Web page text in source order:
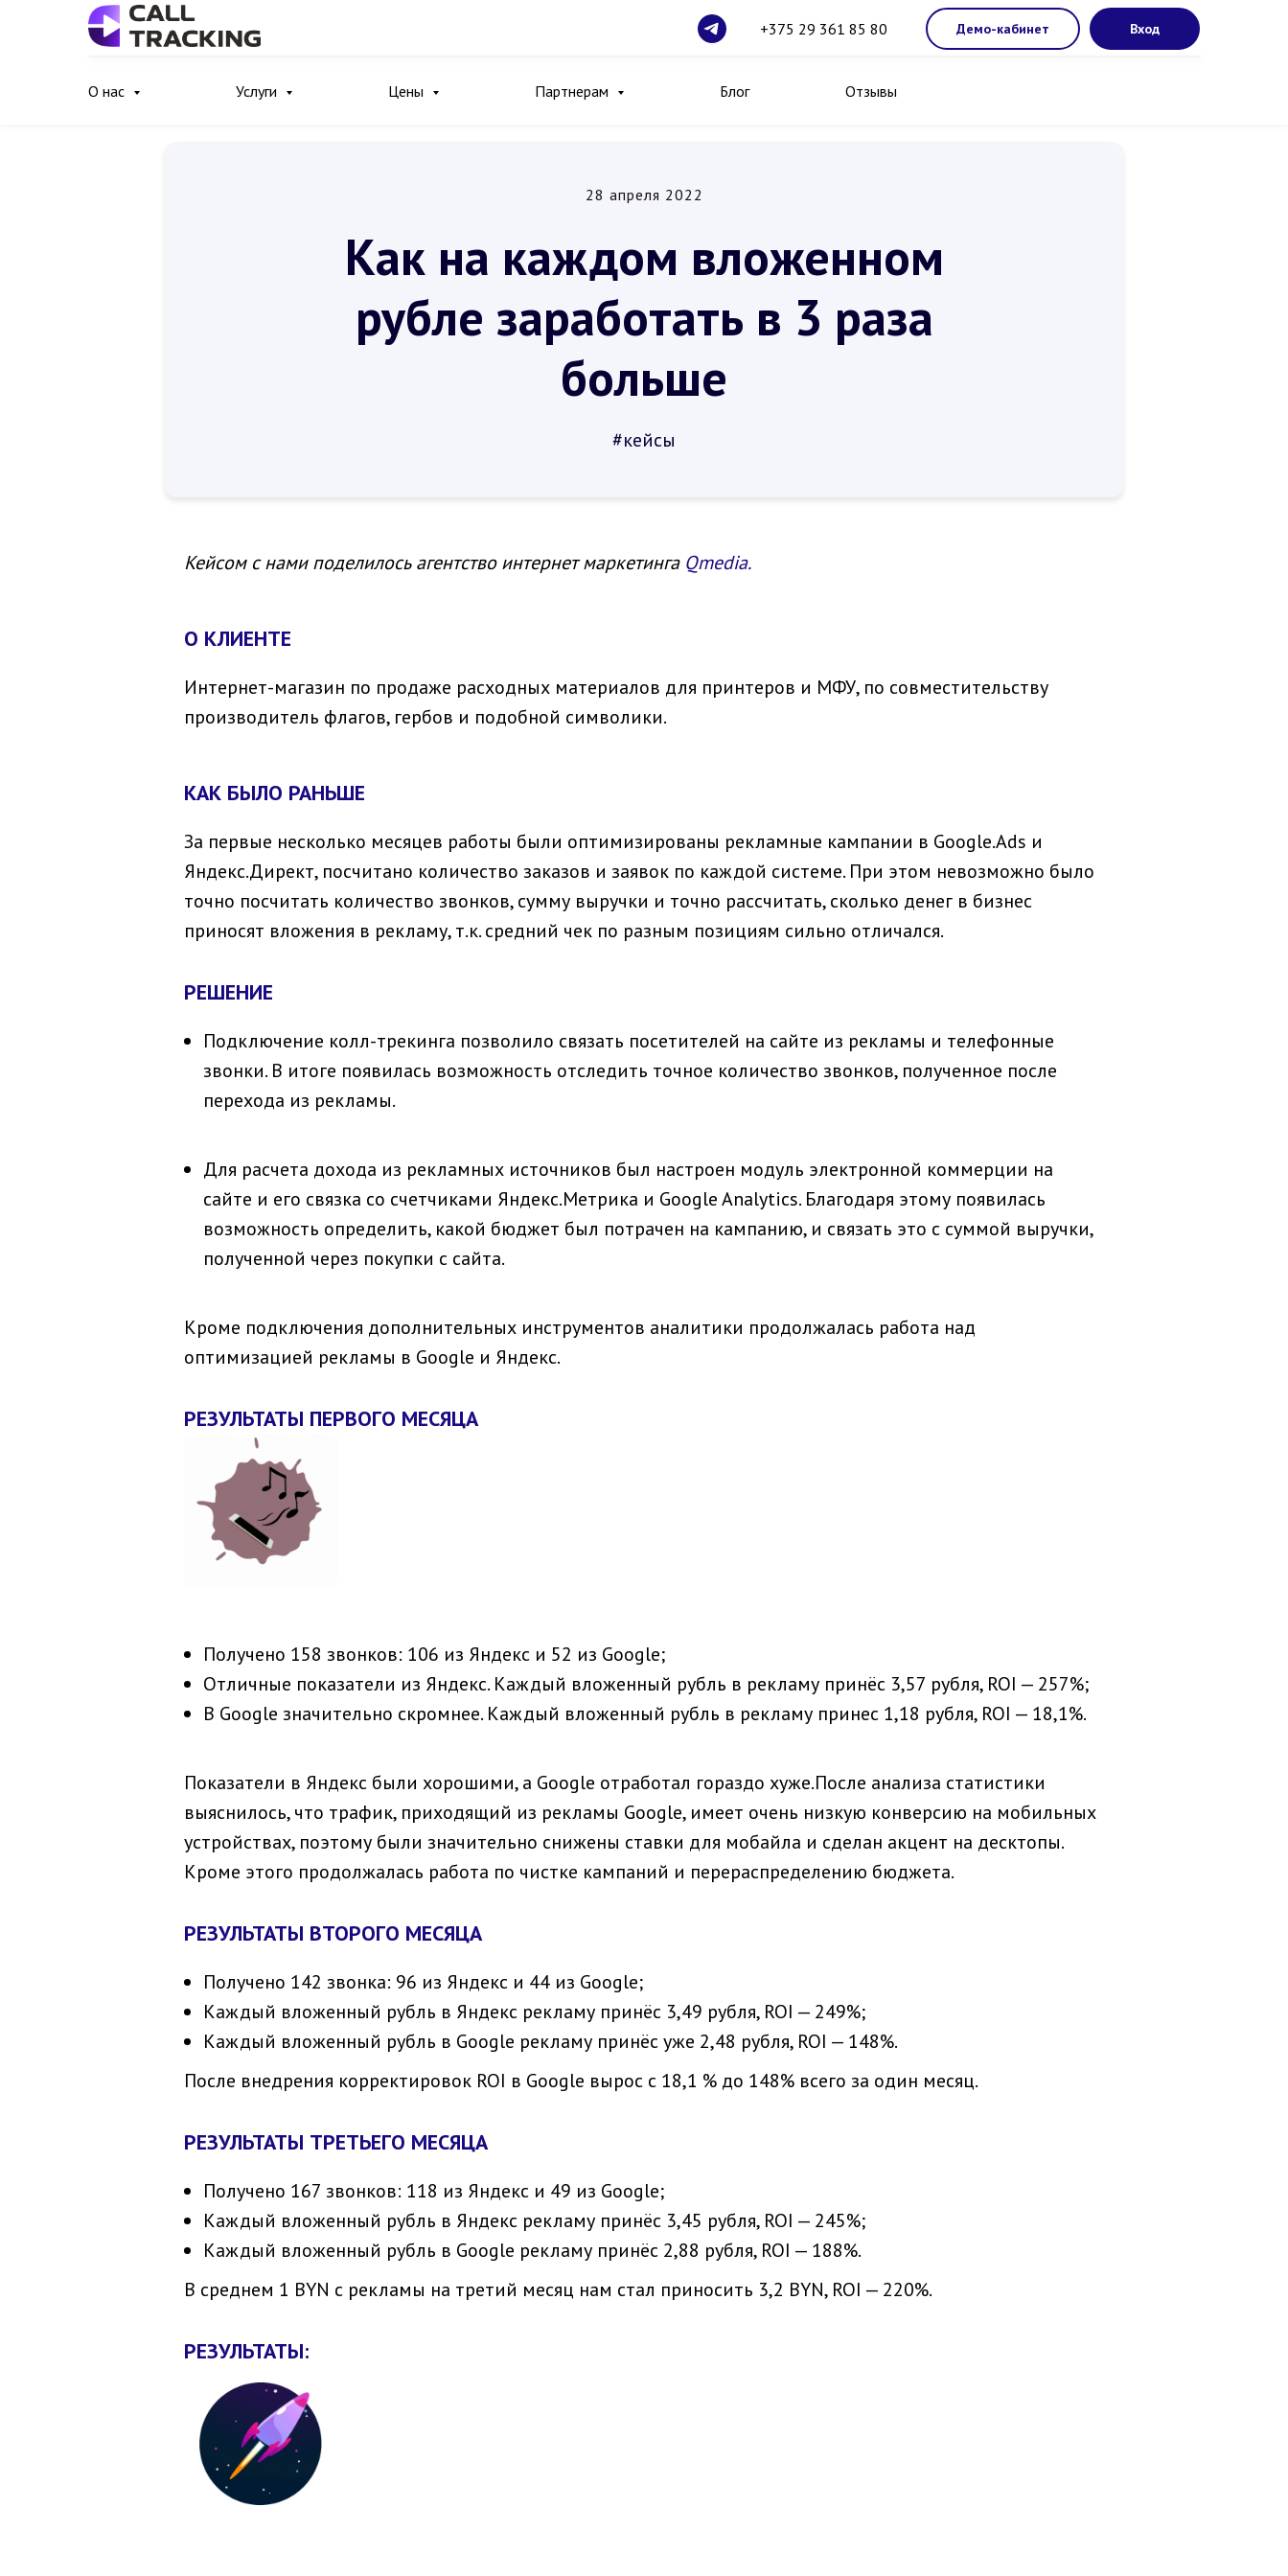
+375 29 361 85 80 Демо-кабинет Вход
О нас Услуги Цены Партнерам Блог Отзывы
28 апреля 2022
Как на каждом вложенном
рубле заработать в 3 раза
больше
#кейсы
Кейсом с нами поделилось агентство интернет маркетинга Qmedia.
О КЛИЕНТЕ
Интернет-магазин по продаже расходных материалов для принтеров и МФУ, по совместительству
производитель флагов, гербов и подобной символики.
КАК БЫЛО РАНЬШЕ
За первые несколько месяцев работы были оптимизированы рекламные кампании в Google.Ads и
Яндекс.Директ, посчитано количество заказов и заявок по каждой системе. При этом невозможно было
точно посчитать количество звонков, сумму выручки и точно рассчитать, сколько денег в бизнес
приносят вложения в рекламу, т.к. средний чек по разным позициям сильно отличался.
РЕШЕНИЕ
Подключение колл-трекинга позволило связать посетителей на сайте из рекламы и телефонные
звонки. В итоге появилась возможность отследить точное количество звонков, полученное после
перехода из рекламы.
Для расчета дохода из рекламных источников был настроен модуль электронной коммерции на
сайте и его связка со счетчиками Яндекс.Метрика и Google Analytics. Благодаря этому появилась
возможность определить, какой бюджет был потрачен на кампанию, и связать это с суммой выручки,
полученной через покупки с сайта.
Кроме подключения дополнительных инструментов аналитики продолжалась работа над
оптимизацией рекламы в Google и Яндекс.
РЕЗУЛЬТАТЫ ПЕРВОГО МЕСЯЦА
Получено 158 звонков: 106 из Яндекс и 52 из Google;
Отличные показатели из Яндекс. Каждый вложенный рубль в рекламу принёс 3,57 рубля, ROI — 257%;
В Google значительно скромнее. Каждый вложенный рубль в рекламу принес 1,18 рубля, ROI — 18,1%.
Показатели в Яндекс были хорошими, а Google отработал гораздо хуже.После анализа статистики
выяснилось, что трафик, приходящий из рекламы Google, имеет очень низкую конверсию на мобильных
устройствах, поэтому были значительно снижены ставки для мобайла и сделан акцент на десктопы.
Кроме этого продолжалась работа по чистке кампаний и перераспределению бюджета.
РЕЗУЛЬТАТЫ ВТОРОГО МЕСЯЦА
Получено 142 звонка: 96 из Яндекс и 44 из Google;
Каждый вложенный рубль в Яндекс рекламу принёс 3,49 рубля, ROI — 249%;
Каждый вложенный рубль в Google рекламу принёс уже 2,48 рубля, ROI — 148%.
После внедрения корректировок ROI в Google вырос с 18,1 % до 148% всего за один месяц.
РЕЗУЛЬТАТЫ ТРЕТЬЕГО МЕСЯЦА
Получено 167 звонков: 118 из Яндекс и 49 из Google;
Каждый вложенный рубль в Яндекс рекламу принёс 3,45 рубля, ROI — 245%;
Каждый вложенный рубль в Google рекламу принёс 2,88 рубля, ROI — 188%.
В среднем 1 BYN с рекламы на третий месяц нам стал приносить 3,2 BYN, ROI — 220%.
РЕЗУЛЬТАТЫ: